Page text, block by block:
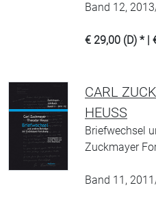
Band 12,
€ 29,00 (D) * |
CARL
HEUSS
Briefwechsel
Zuckmayer
Band 11,